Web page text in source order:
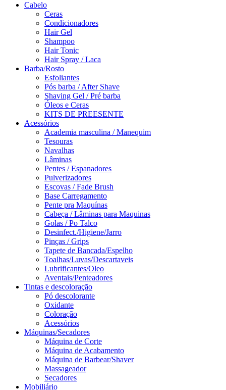
Cabelo
Ceras
Condicionadores
Hair Gel
Shampoo
Hair Tonic
Hair Spray / Laca
Barba/Rosto
Esfoliantes
Pós barba / After Shave
Shaving Gel / Pré barba
Óleos e Ceras
KITS DE PREESENTE
Acessórios
Academia masculina / Manequim
Tesouras
Navalhas
Lâminas
Pentes / Espanadores
Pulverizadores
Escovas / Fade Brush
Base Carregamento
Pente pra Maquínas
Cabeça / Lâminas para Maquinas
Golas / Po Talco
Desinfect./Higiene/Jarro
Pinças / Grips
Tapete de Bancada/Espelho
Toalhas/Luvas/Descartaveis
Lubrificantes/Oleo
Aventais/Penteadores
Tintas e descoloração
Pó descolorante
Oxidante
Coloração
Acessórios
Máquinas/Secadores
Máquina de Corte
Máquina de Acabamento
Máquina de Barbear/Shaver
Massageador
Secadores
Mobiliário